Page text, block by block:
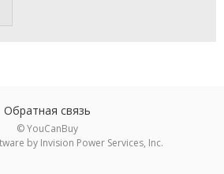
Обратная связь
© YouCanBuy
by Invision Power Services, Inc.